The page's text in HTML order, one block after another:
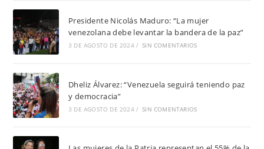
Presidente Nicolás Maduro: “La mujer
venezolana debe levantar la bandera de la paz”
3 DE AGOSTO DE 2024 / SIN COMENTARIOS
Dheliz Álvarez: “Venezuela seguirá teniendo paz
y democracia”
3 DE AGOSTO DE 2024 / SIN COMENTARIOS